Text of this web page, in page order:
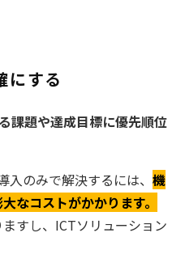
にする
課題や達成目標に優先順位
のみで解決するには、 機
なコストがかかります。
すし、ICTソリューション